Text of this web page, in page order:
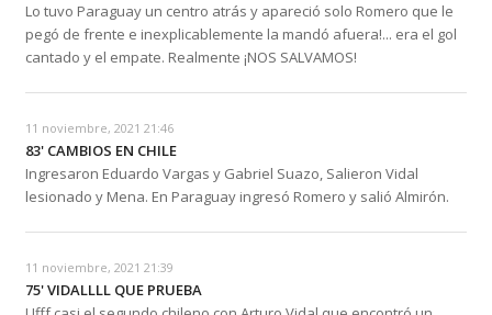
Lo tuvo Paraguay un centro atrás y apareció solo Romero que le
pegó de frente e inexplicablemente la mandó afuera!... era el gol
cantado y el empate. Realmente ¡NOS SALVAMOS!
11 noviembre, 2021 21:46
83' CAMBIOS EN CHILE
Ingresaron Eduardo Vargas y Gabriel Suazo, Salieron Vidal
lesionado y Mena. En Paraguay ingresó Romero y salió Almirón.
11 noviembre, 2021 21:39
75' VIDALLLL QUE PRUEBA